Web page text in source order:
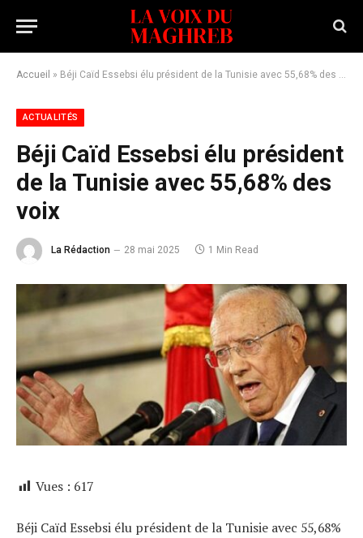
Accueil » Béji Caïd Essebsi élu président de la Tunisie avec 55,68% des voix
ACTUALITÉS
Béji Caïd Essebsi élu président
de la Tunisie avec 55,68% des
voix
La Rédaction 28 mai 2025 1 Min Read
Vues : 617
Béji Caïd Essebsi élu président de la Tunisie avec 55,68%